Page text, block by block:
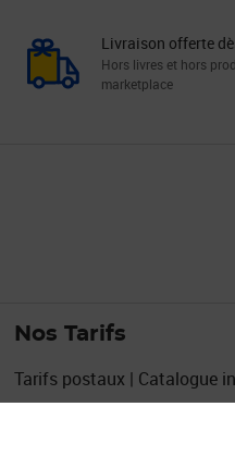
Livraison offerte
Hors livres et hors
marketplace
Nos Tarifs
Tarifs postaux | Catalogue
Grille de tarifs Courrier